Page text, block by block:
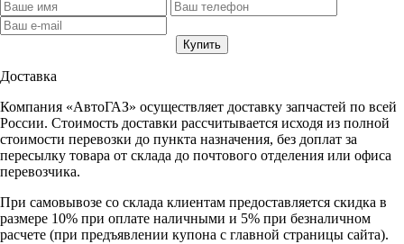
Доставка
Компания «АвтоГАЗ» осуществляет доставку запчастей по всей
России. Стоимость доставки рассчитывается исходя из полной
стоимости перевозки до пункта назначения, без доплат за
пересылку товара от склада до почтового отделения или офиса
перевозчика.
При самовывозе со склада клиентам предоставляется скидка в
размере 10% при оплате наличными и 5% при безналичном
расчете (при предъявлении купона с главной страницы сайта).